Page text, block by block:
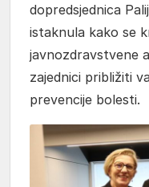
dopredsjednica
istaknula kako se
javnozdravstvene
zajednici približiti
prevencije bolesti.